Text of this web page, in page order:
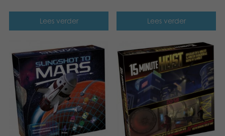
Lees verder Lees verder